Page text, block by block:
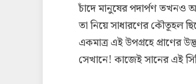
চাঁদে মানুষের পদার্পণ
তা নিয়ে সাধারণের কৌতূহল
একমাত্র এই উপগ্রহে প্রাণের
সেখানে! কাজেই সানের এই